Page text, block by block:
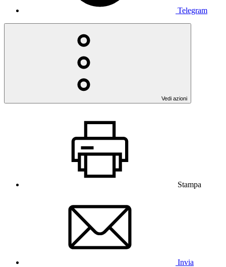
Telegram
Vedi azioni
Stampa
Invia